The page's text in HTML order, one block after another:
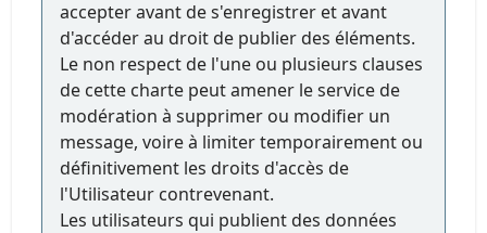
accepter avant de s'enregistrer et avant
d'accéder au droit de publier des éléments.
Le non respect de l'une ou plusieurs clauses
de cette charte peut amener le service de
modération à supprimer ou modifier un
message, voire à limiter temporairement ou
définitivement les droits d'accès de
l'Utilisateur contrevenant.
Les utilisateurs qui publient des données